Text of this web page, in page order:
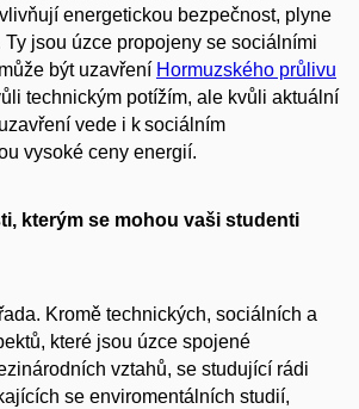
energetickou bezpečnost, plyne
Ty jsou úzce propojeny se sociálními
být uzavření Hormuzského průlivu
technickým potížím, ale kvůli aktuální
vede i k sociálním
vysoké ceny energií.
kterým se mohou vaši studenti
Kromě technických, sociálních a
které jsou úzce spojené
vztahů, se studující rádi
se enviromentálních studií,